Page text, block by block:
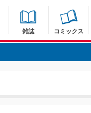
雑誌 コミックス